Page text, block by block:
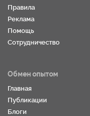
Правила
Реклама
Помощь
Сотрудничество
Обмен опытом
Главная
Публикации
Блоги